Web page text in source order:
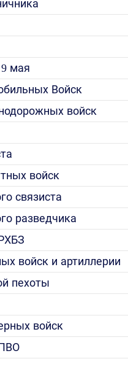
мая
Войск
войск
войск
связиста
разведчика
войск и артиллерии
пехоты
войск